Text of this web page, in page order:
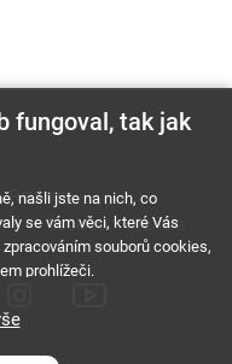
Reklama
Cookies Kariéra
fungoval, tak jak
našli jste na nich, co
se vám věci, které Vás
souborů cookies,
prohlížeči.